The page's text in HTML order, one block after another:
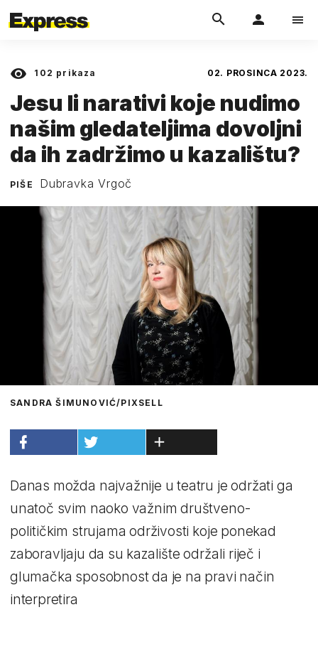
102 prikaza 02. PROSINCA 2023.
Jesu li narativi koje nudimo
našim gledateljima dovoljni
da ih zadržimo u kazalištu?
PIŠE Dubravka Vrgoč
SANDRA ŠIMUNOVIĆ/PIXSELL
Danas možda najvažnije u teatru je održati ga
unatoč svim naoko važnim društveno-
političkim strujama održivosti koje ponekad
zaboravljaju da su kazalište održali riječ i
glumačka sposobnost da je na pravi način
interpretira